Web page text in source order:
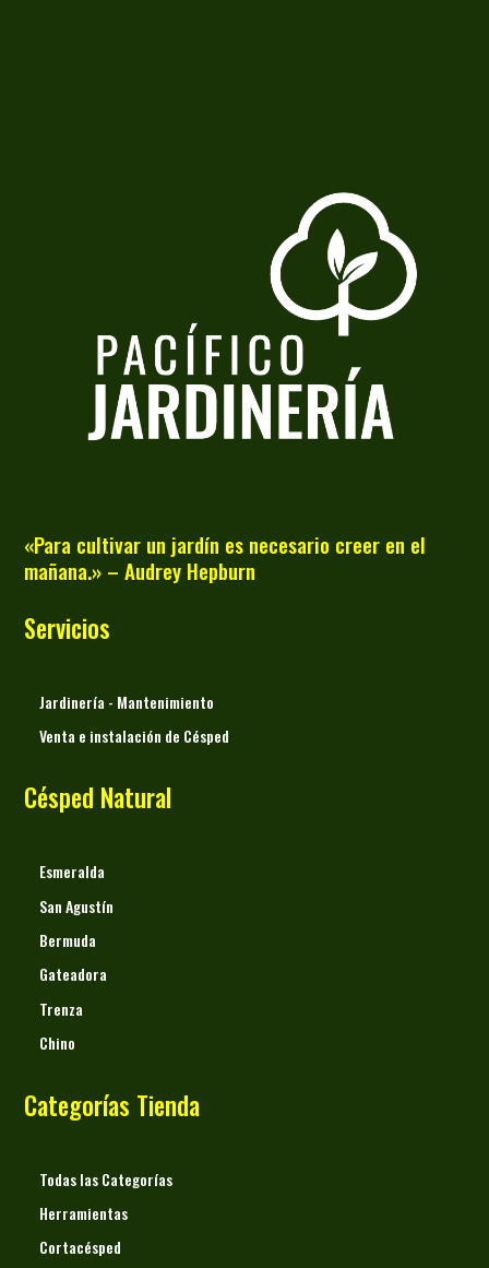
«Para cultivar un jardín es necesario creer en el
mañana.» – Audrey Hepburn
Servicios
Jardinería - Mantenimiento
Venta e instalación de Césped
Césped Natural
Esmeralda
San Agustín
Bermuda
Gateadora
Trenza
Chino
Categorías Tienda
Todas las Categorías
Herramientas
Cortacésped